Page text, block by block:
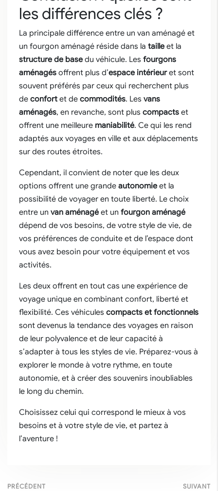
les différences clés ?
La principale différence entre un van aménagé et
un fourgon aménagé réside dans la taille et la
structure de base du véhicule. Les fourgons
aménagés offrent plus d’espace intérieuret sont
souvent préférés par ceux qui recherchent plus
de confort et de commodités. Les vans
aménagés, en revanche, sont plus compacts et
offrent une meilleure maniabilité. Ce qui les rend
adaptés aux voyages en ville et aux déplacements
sur des routes étroites.
Cependant, il convient de noter que les deux
options offrent une grande autonomie et la
possibilité de voyager en toute liberté. Le choix
entre un van aménagé et un fourgon aménagé
dépend de vos besoins, de votre style de vie, de
vos préférences de conduite et de l’espace dont
vous avez besoin pour votre équipement et vos
activités.
Les deux offrent en tout cas une expérience de
voyage unique en combinant confort, liberté et
flexibilité. Ces véhicules compacts et fonctionnels
sont devenus la tendance des voyages en raison
de leur polyvalence et de leur capacité à
s’adapter à tous les styles de vie. Préparez-vous à
explorer le monde à votre rythme, en toute
autonomie, et à créer des souvenirs inoubliables
le long du chemin.
Choisissez celui qui correspond le mieux à vos
besoins et à votre style de vie, et partez à
l’aventure !
PRÉCÉDENT SUIVANT